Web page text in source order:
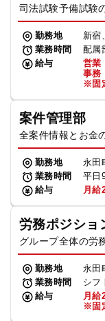
司法試験予備試験
勤務地
新宿
業務時間
配属
給与
営業
事務
※固
案件管理部
全案件情報とお金
勤務地
永田
業務時間
平日
給与
月給
労務ポジショ
グループ全体の労
勤務地
永田
業務時間
シフ
給与
月給
※固